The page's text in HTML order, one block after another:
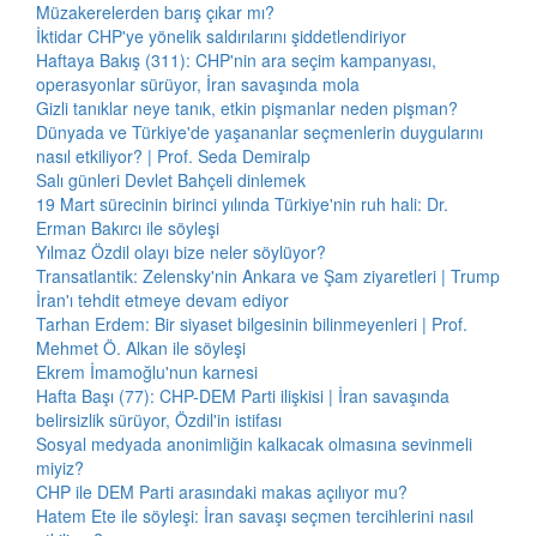
Müzakerelerden barış çıkar mı?
İktidar CHP'ye yönelik saldırılarını şiddetlendiriyor
Haftaya Bakış (311): CHP'nin ara seçim kampanyası,
operasyonlar sürüyor, İran savaşında mola
Gizli tanıklar neye tanık, etkin pişmanlar neden pişman?
Dünyada ve Türkiye'de yaşananlar seçmenlerin duygularını
nasıl etkiliyor? | Prof. Seda Demiralp
Salı günleri Devlet Bahçeli dinlemek
19 Mart sürecinin birinci yılında Türkiye'nin ruh hali: Dr.
Erman Bakırcı ile söyleşi
Yılmaz Özdil olayı bize neler söylüyor?
Transatlantik: Zelensky'nin Ankara ve Şam ziyaretleri | Trump
İran'ı tehdit etmeye devam ediyor
Tarhan Erdem: Bir siyaset bilgesinin bilinmeyenleri | Prof.
Mehmet Ö. Alkan ile söyleşi
Ekrem İmamoğlu'nun karnesi
Hafta Başı (77): CHP-DEM Parti ilişkisi | İran savaşında
belirsizlik sürüyor, Özdil'in istifası
Sosyal medyada anonimliğin kalkacak olmasına sevinmeli
miyiz?
CHP ile DEM Parti arasındaki makas açılıyor mu?
Hatem Ete ile söyleşi: İran savaşı seçmen tercihlerini nasıl